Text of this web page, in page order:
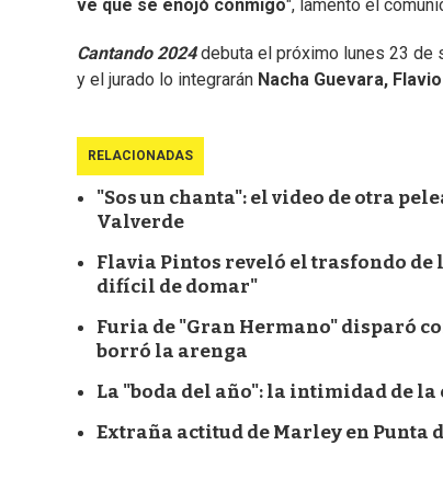
ve que se enojó conmigo", lamentó el
Cantando 2024debuta el próximo lunes 23 de
y el jurado lo integrarán Nacha Guevara,
RELACIONADAS
"Sos un chanta": el video de otra
Valverde
Flavia Pintos reveló el trasfondo de
difícil de domar"
Furia de "Gran Hermano" disparó
borró la arenga
La "boda del año": la intimidad de la
Extraña actitud de Marley en Punta